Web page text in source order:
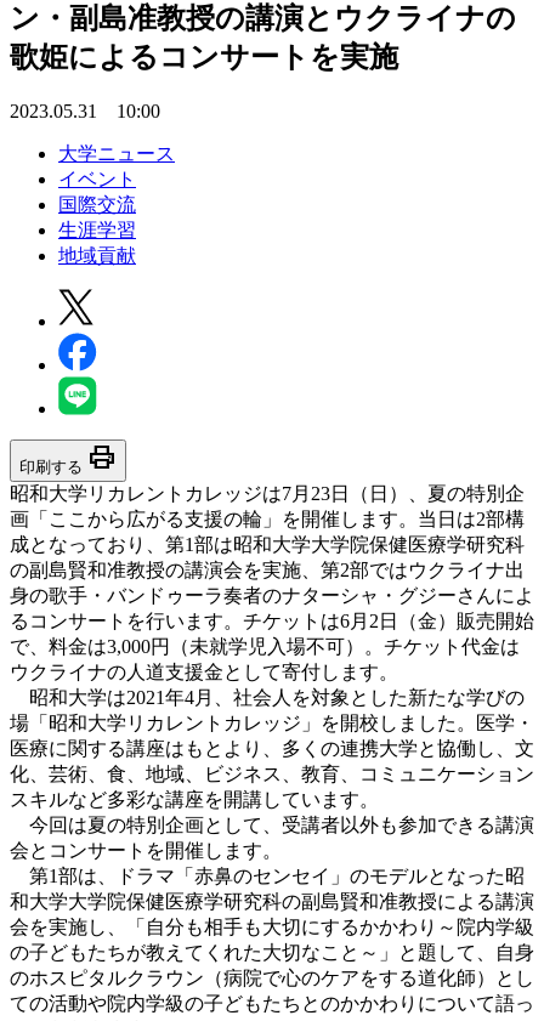
ン・副島准教授の講演とウクライナの
歌姫によるコンサートを実施
2023.05.31 10:00
大学ニュース
イベント
国際交流
生涯学習
地域貢献
印刷する print
昭和大学リカレントカレッジは7月23日（日）、夏の特別企
画「ここから広がる支援の輪」を開催します。当日は2部構
成となっており、第1部は昭和大学大学院保健医療学研究科
の副島賢和准教授の講演会を実施、第2部ではウクライナ出
身の歌手・バンドゥーラ奏者のナターシャ・グジーさんによ
るコンサートを行います。チケットは6月2日（金）販売開始
で、料金は3,000円（未就学児入場不可）。チケット代金は
ウクライナの人道支援金として寄付します。
昭和大学は2021年4月、社会人を対象とした新たな学びの
場「昭和大学リカレントカレッジ」を開校しました。医学・
医療に関する講座はもとより、多くの連携大学と協働し、文
化、芸術、食、地域、ビジネス、教育、コミュニケーション
スキルなど多彩な講座を開講しています。
今回は夏の特別企画として、受講者以外も参加できる講演
会とコンサートを開催します。
第1部は、ドラマ「赤鼻のセンセイ」のモデルとなった昭
和大学大学院保健医療学研究科の副島賢和准教授による講演
会を実施し、「自分も相手も大切にするかかわり～院内学級
の子どもたちが教えてくれた大切なこと～」と題して、自身
のホスピタルクラウン（病院で心のケアをする道化師）とし
ての活動や院内学級の子どもたちとのかかわりについて語っ